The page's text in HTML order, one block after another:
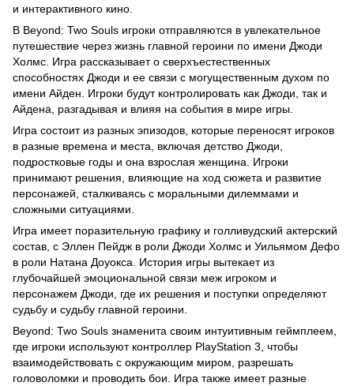
и интерактивного кино.
В Beyond: Two Souls игроки отправляются в увлекательное
путешествие через жизнь главной героини по имени Джоди
Холмс. Игра рассказывает о сверхъестественных
способностях Джоди и ее связи с могущественным духом по
имени Айден. Игроки будут контролировать как Джоди, так и
Айдена, разгадывая и влияя на события в мире игры.
Игра состоит из разных эпизодов, которые переносят игроков
в разные времена и места, включая детство Джоди,
подростковые годы и она взрослая женщина. Игроки
принимают решения, влияющие на ход сюжета и развитие
персонажей, сталкиваясь с моральными дилеммами и
сложными ситуациями.
Игра имеет поразительную графику и голливудский актерский
состав, с Эллен Пейдж в роли Джоди Холмс и Уильямом Дефо
в роли Натана Доуокса. История игры вытекает из
глубочайшей эмоциональной связи меж игроком и
персонажем Джоди, где их решения и поступки определяют
судьбу и судьбу главной героини.
Beyond: Two Souls знаменита своим интуитивным геймплеем,
где игроки используют контроллер PlayStation 3, чтобы
взаимодействовать с окружающим миром, разрешать
головоломки и проводить бои. Игра также имеет разные